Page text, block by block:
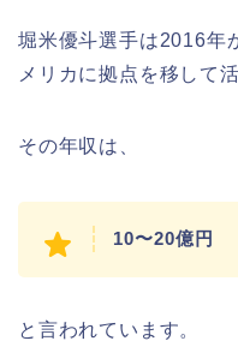
堀米優斗選手は2016年
メリカに拠点を移して
その年収は、
10〜20億円
と言われています。